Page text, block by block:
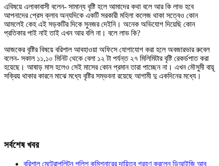
এবিষয়ে এলাকাবাসী বলেন- সামান্য বৃষ্টি হলে আমাদের কথা বলে আর কি লাভ হবে
আপনাদের প্রেস ক্লাব অন্যদিকে একটি সরকারী মহিলা কলেজ থাকা সত্বেও কোন
আমলেই কেহ এই সড়কটির দিকে সুনজর দেইনি। অনেক অভিযোগ দিয়েছি কোন
প্রতিকার পাই নাই তাই এখন আর বলি না। বলে লাভ কি?
আজকের বৃষ্টির বিষয়ে বরিশাল আবহাওয়া অফিসে যোগাযোগ করা হলে অবজারভার রুবেল
বলেন- সকাল ১১,১০ মিনিট থেকে বেলা ১২ টা পর্যন্ত ২৭ মিলিমিটার বৃষ্টি রেকর্ডপাত করা
হয়েছে। আষাড় মাস হলেও সেই মাসের কোন প্রমান তারা পাচ্ছেন না। এখন মৌসুমী বায়ূ
সক্রিয় থাকার কারনে মাঝে মধ্যে বৃষ্টির সম্ভবনা রয়েছে আগামী দু একদিনের মধ্যে।
সর্বশেষ খবর
বরিশাল মেট্রোপলিটন পুলিশ কমিশনারের দায়িত্ব গ্রহণ করলেন ডিআইজি আবু